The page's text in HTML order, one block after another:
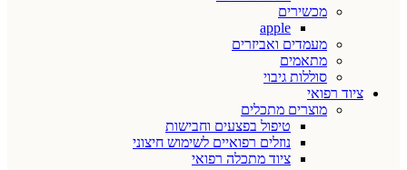
מכשירים
apple
מעמדים ואביזרים
מתאמים
סוללות גיבוי
ציוד רפואי
מוצרים מתכלים
טיפול בפצעים וחבישות
נוזלים רפואיים לשימוש חיצוני
ציוד מתכלה רפואי